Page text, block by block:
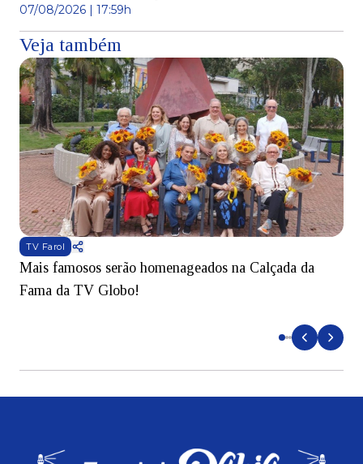
07/08/2026 | 17:59h
Veja também
TV Farol
Mais famosos serão homenageados na Calçada da
Fama da TV Globo!